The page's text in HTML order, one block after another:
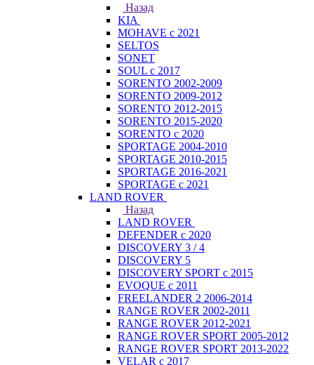
Назад
KIA
MOHAVE с 2021
SELTOS
SONET
SOUL с 2017
SORENTO 2002-2009
SORENTO 2009-2012
SORENTO 2012-2015
SORENTO 2015-2020
SORENTO с 2020
SPORTAGE 2004-2010
SPORTAGE 2010-2015
SPORTAGE 2016-2021
SPORTAGE с 2021
LAND ROVER
Назад
LAND ROVER
DEFENDER с 2020
DISCOVERY 3 / 4
DISCOVERY 5
DISCOVERY SPORT с 2015
EVOQUE с 2011
FREELANDER 2 2006-2014
RANGE ROVER 2002-2011
RANGE ROVER 2012-2021
RANGE ROVER SPORT 2005-2012
RANGE ROVER SPORT 2013-2022
VELAR с 2017